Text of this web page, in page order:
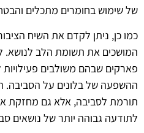
של שימוש בחומרים מתכלים
כמו כן, ניתן לקדם את השיח
המושכים את תשומת הלב לנושא.
פארקים שבהם משולבים
ההשפעה של בלונים על הסביבה.
תורמת לסביבה, אלא גם מחזקת
לתודעה גבוהה יותר של נושאים